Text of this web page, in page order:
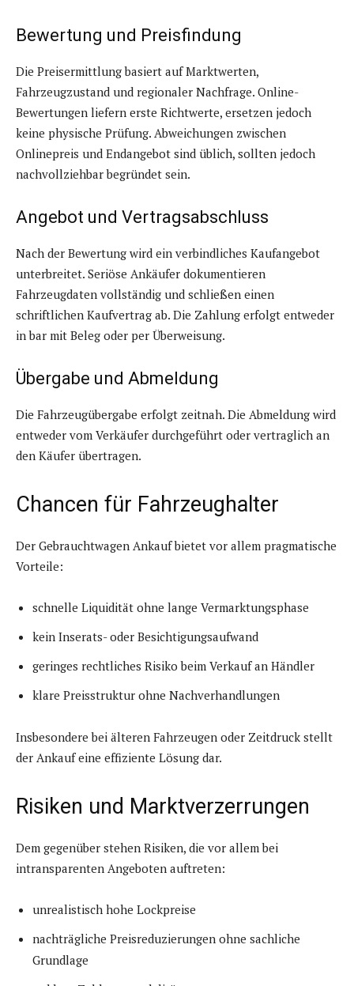
Bewertung und Preisfindung
Die Preisermittlung basiert auf Marktwerten,
Fahrzeugzustand und regionaler Nachfrage. Online-
Bewertungen liefern erste Richtwerte, ersetzen jedoch
keine physische Prüfung. Abweichungen zwischen
Onlinepreis und Endangebot sind üblich, sollten jedoch
nachvollziehbar begründet sein.
Angebot und Vertragsabschluss
Nach der Bewertung wird ein verbindliches Kaufangebot
unterbreitet. Seriöse Ankäufer dokumentieren
Fahrzeugdaten vollständig und schließen einen
schriftlichen Kaufvertrag ab. Die Zahlung erfolgt entweder
in bar mit Beleg oder per Überweisung.
Übergabe und Abmeldung
Die Fahrzeugübergabe erfolgt zeitnah. Die Abmeldung wird
entweder vom Verkäufer durchgeführt oder vertraglich an
den Käufer übertragen.
Chancen für Fahrzeughalter
Der Gebrauchtwagen Ankauf bietet vor allem pragmatische
Vorteile:
schnelle Liquidität ohne lange Vermarktungsphase
kein Inserats- oder Besichtigungsaufwand
geringes rechtliches Risiko beim Verkauf an Händler
klare Preisstruktur ohne Nachverhandlungen
Insbesondere bei älteren Fahrzeugen oder Zeitdruck stellt
der Ankauf eine effiziente Lösung dar.
Risiken und Marktverzerrungen
Dem gegenüber stehen Risiken, die vor allem bei
intransparenten Angeboten auftreten:
unrealistisch hohe Lockpreise
nachträgliche Preisreduzierungen ohne sachliche
Grundlage